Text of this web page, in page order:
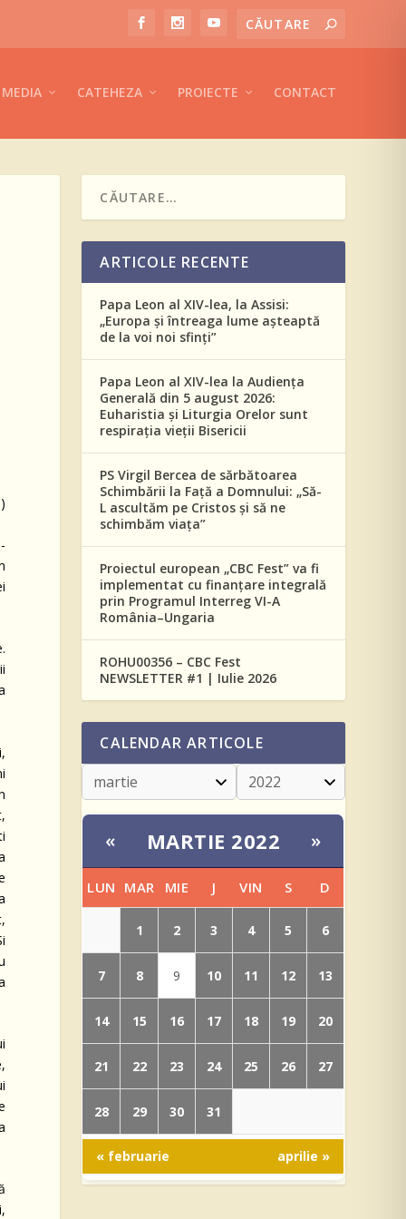
MEDIA CATEHEZA PROIECTE CONTACT
ARTICOLE RECENTE
Papa Leon al XIV-lea, la Assisi:
„Europa și întreaga lume așteaptă
de la voi noi sfinți”
Papa Leon al XIV-lea la Audiența
Generală din 5 august 2026:
Euharistia și Liturgia Orelor sunt
respirația vieții Bisericii
PS Virgil Bercea de sărbătoarea
Schimbării la Față a Domnului: „Să-
L ascultăm pe Cristos și să ne
schimbăm viața”
Proiectul european „CBC Fest” va fi
implementat cu finanțare integrală
prin Programul Interreg VI-A
România–Ungaria
ROHU00356 – CBC Fest
NEWSLETTER #1 | Iulie 2026
CALENDAR ARTICOLE
« MARTIE 2022 »
LUN MAR MIE J VIN S D
1 2 3 4 5 6
7 8 9 10 11 12 13
14 15 16 17 18 19 20
21 22 23 24 25 26 27
28 29 30 31
« februarie aprilie »